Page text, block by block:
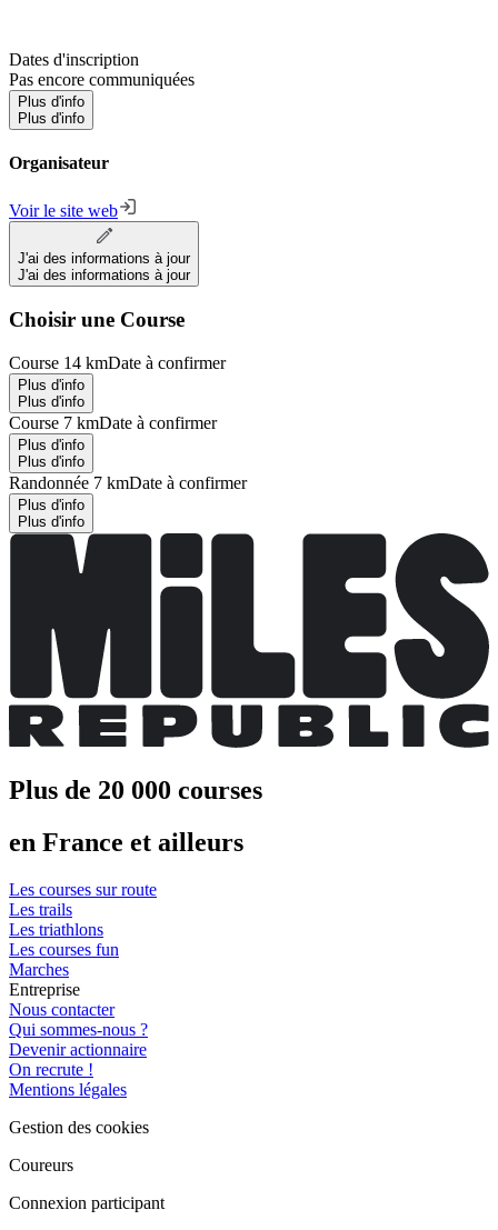
Dates d'inscription
Pas encore communiquées
Plus d'info
Plus d'info
Organisateur
Voir le site web
J'ai des informations à jour
J'ai des informations à jour
Choisir une Course
Course 14 kmDate à confirmer
Plus d'info
Plus d'info
Course 7 kmDate à confirmer
Plus d'info
Plus d'info
Randonnée 7 kmDate à confirmer
Plus d'info
Plus d'info
Plus de 20 000 courses
en France et ailleurs
Les courses sur route
Les trails
Les triathlons
Les courses fun
Marches
Entreprise
Nous contacter
Qui sommes-nous ?
Devenir actionnaire
On recrute !
Mentions légales
Gestion des cookies
Coureurs
Connexion participant